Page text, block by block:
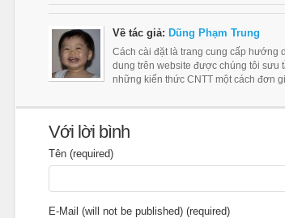
Về tác giả: Dũng Phạm Trung
Cách cài đặt là trang cung cấp hướng
dung trên website được chúng tôi sưu
những kiến thức CNTT một cách đơn
Với lời bình
Tên (required)
E-Mail (will not be published) (required)